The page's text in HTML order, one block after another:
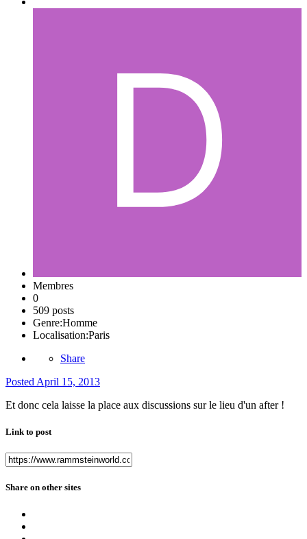
Membres
0
509 posts
Genre:Homme
Localisation:Paris
Share
Posted April 15, 2013
Et donc cela laisse la place aux discussions sur le lieu d'un after !
Link to post
Share on other sites